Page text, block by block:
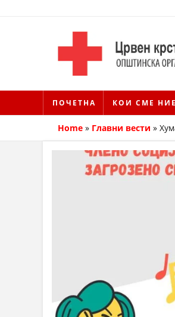
ПОЧЕТНА КОИ СМЕ НИЕ
Home » Главни вести »